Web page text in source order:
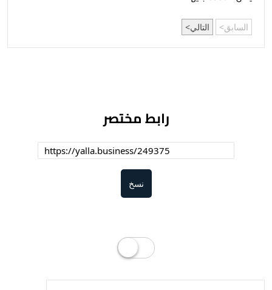
السابق التالي
رابط مختصر
نسخ